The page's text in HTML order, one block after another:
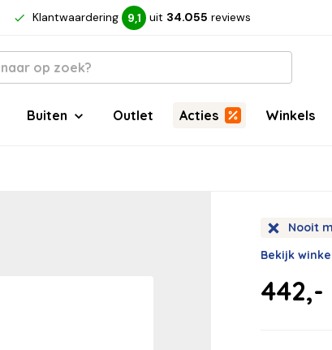
Klantwaardering 9,1 uit 34.055 reviews
Buiten Outlet Acties Winkels
Nooit
Bekijk
442,-